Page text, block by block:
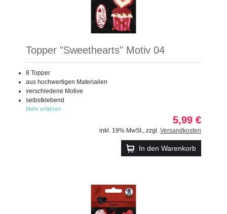
Topper "Sweethearts" Motiv 04
8 Topper
aus hochwertigen Materialien
verschiedene Motive
selbstklebend
Mehr erfahren
5,99 €
inkl. 19% MwSt. zzgl. Versandkosten
In den Warenkorb